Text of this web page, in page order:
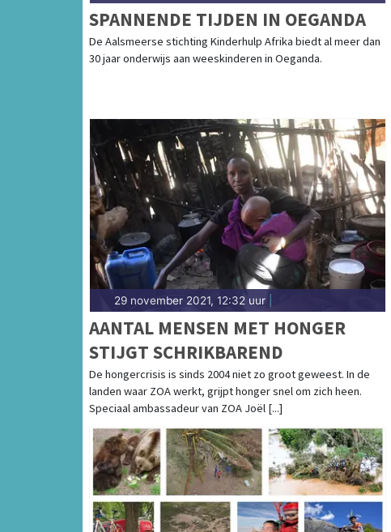
SPANNENDE TIJDEN IN OEGANDA
De Aalsmeerse stichting Kinderhulp Afrika biedt al meer dan
30 jaar onderwijs aan weeskinderen in Oeganda.
29 november 2021, 12:32 uur
AANTAL MENSEN MET HONGER
STIJGT SCHRIKBAREND
De hongercrisis is sinds 2004 niet zo groot geweest. In de
landen waar ZOA werkt, grijpt honger snel om zich heen.
Speciaal ambassadeur van ZOA Joël [...]